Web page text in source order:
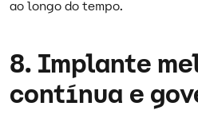
ao longo do tempo.
8. Implante
contínua e